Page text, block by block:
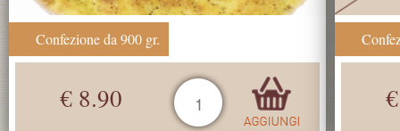
Confezione da 900 gr.
€ 8.90